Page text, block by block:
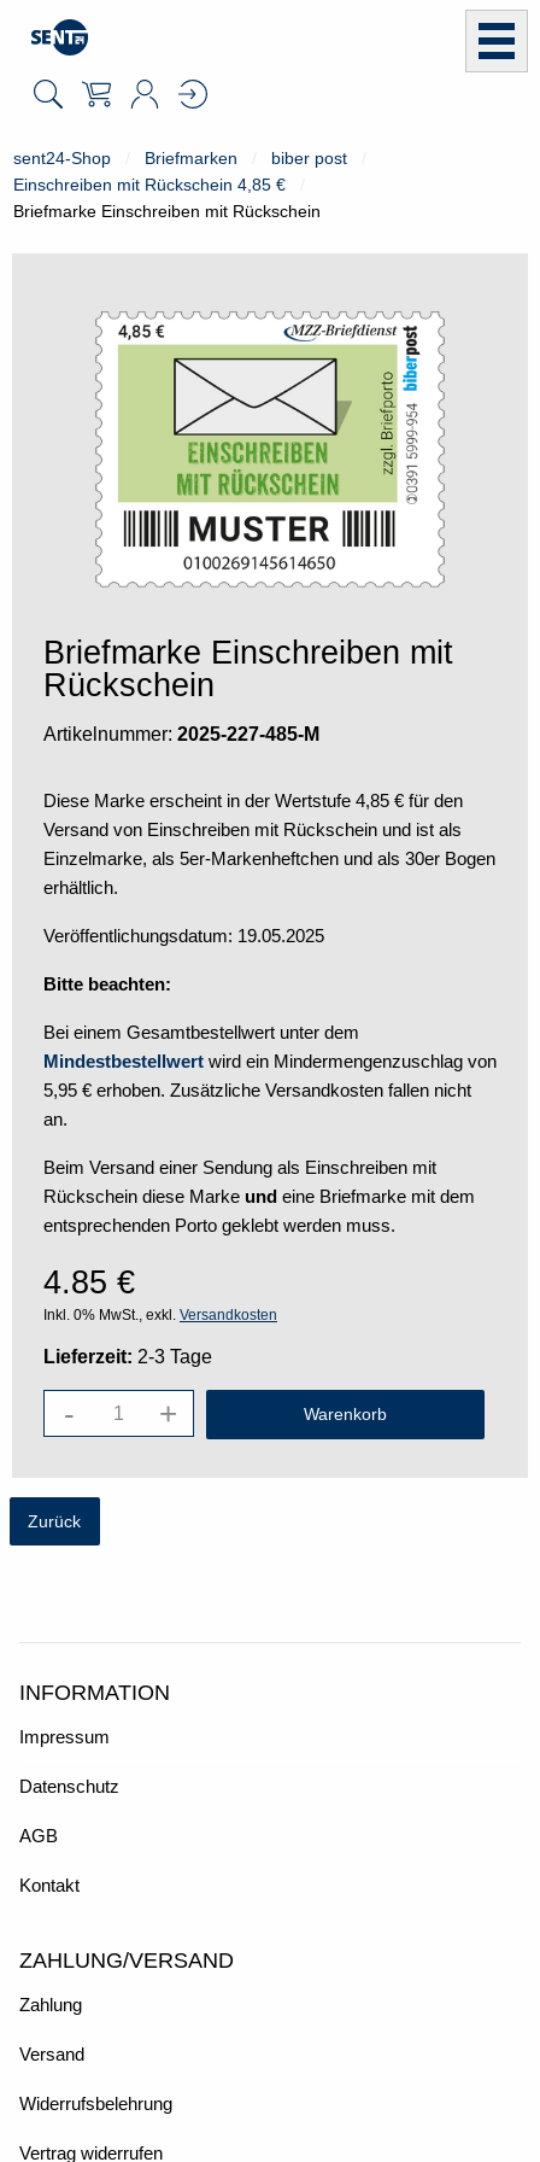
sent24-Shop Briefmarken
biber post
Einschreiben mit Rückschein 4,85 €
Briefmarke Einschreiben mit Rückschein
Briefmarke Einschreiben mit
Rückschein
Artikelnummer: 2025-227-485-M
Diese Marke erscheint in der Wertstufe 4,85 € für den
Versand von Einschreiben mit Rückschein und ist als
Einzelmarke, als 5er-Markenheftchen und als 30er Bogen
erhältlich.
Veröffentlichungsdatum: 19.05.2025
Bitte beachten:
Bei einem Gesamtbestellwert unter dem
Mindestbestellwert wird ein Mindermengenzuschlag von
5,95 € erhoben. Zusätzliche Versandkosten fallen nicht
an.
Beim Versand einer Sendung als Einschreiben mit
Rückschein diese Marke und eine Briefmarke mit dem
entsprechenden Porto geklebt werden muss.
4.85 €
Inkl. 0% MwSt., exkl. Versandkosten
Lieferzeit: 2-3 Tage
- +
Zurück
INFORMATION
Impressum
Datenschutz
AGB
Kontakt
ZAHLUNG/VERSAND
Zahlung
Versand
Widerrufsbelehrung
Vertrag widerrufen